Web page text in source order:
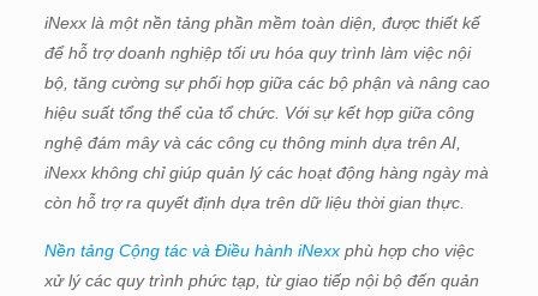
iNexx là một nền tảng phần mềm toàn diện, được thiết kế
để hỗ trợ doanh nghiệp tối ưu hóa quy trình làm việc nội
bộ, tăng cường sự phối hợp giữa các bộ phận và nâng cao
hiệu suất tổng thể của tổ chức. Với sự kết hợp giữa công
nghệ đám mây và các công cụ thông minh dựa trên AI,
iNexx không chỉ giúp quản lý các hoạt động hàng ngày mà
còn hỗ trợ ra quyết định dựa trên dữ liệu thời gian thực.
Nền tảng Cộng tác và Điều hành iNexxphù hợp cho việc
xử lý các quy trình phức tạp, từ giao tiếp nội bộ đến quản